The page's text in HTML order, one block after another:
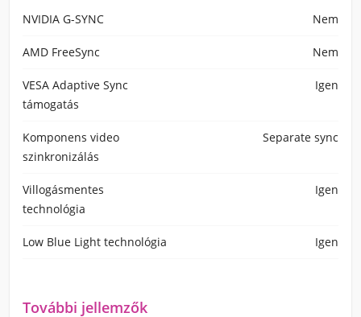
NVIDIA G-SYNC Nem
AMD FreeSync Nem
VESA Adaptive Sync
támogatás
Igen
Komponens video
szinkronizálás
Separate sync
Villogásmentes
technológia
Igen
Low Blue Light technológia Igen
További jellemzők